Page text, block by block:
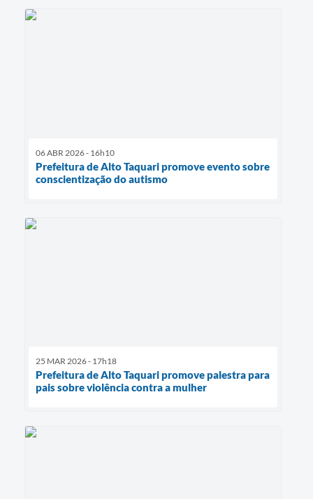
06 ABR 2026 - 16h10
Prefeitura de Alto Taquari promove evento sobre
conscientização do autismo
25 MAR 2026 - 17h18
Prefeitura de Alto Taquari promove palestra para
pais sobre violência contra a mulher